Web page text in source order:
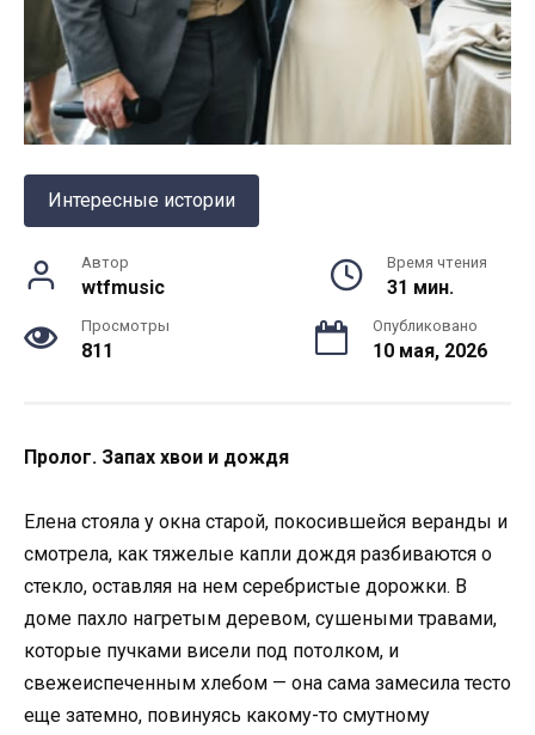
Интересные истории
Автор
wtfmusic
Время чтения
31 мин.
Просмотры
811
Опубликовано
10 мая, 2026
Пролог. Запах хвои и дождя
Елена стояла у окна старой, покосившейся веранды и
смотрела, как тяжелые капли дождя разбиваются о
стекло, оставляя на нем серебристые дорожки. В
доме пахло нагретым деревом, сушеными травами,
которые пучками висели под потолком, и
свежеиспеченным хлебом — она сама замесила тесто
еще затемно, повинуясь какому-то смутному